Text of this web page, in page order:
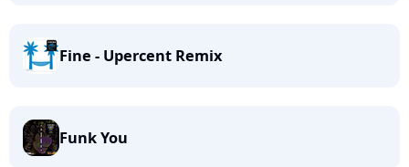
Fine - Upercent Remix
Funk You